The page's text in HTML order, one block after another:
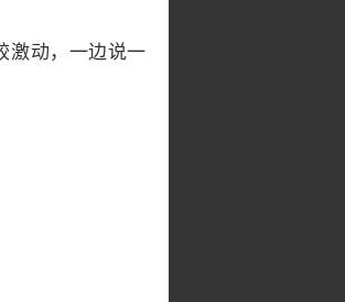
激动，一边说一